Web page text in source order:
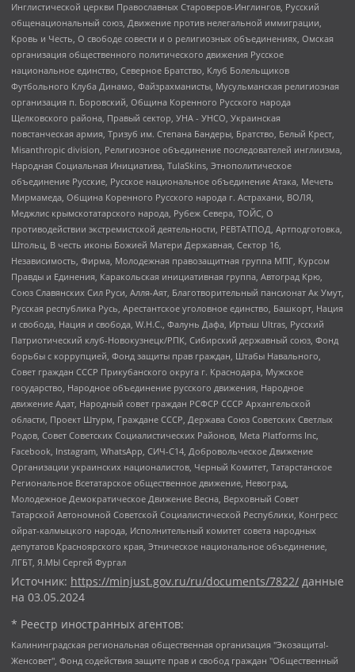
Инглистической церкви Православных Староверов-Инглингов, Русский
общенациональный союз, Движение против нелегальной иммиграции,
Кровь и Честь, О свободе совести и о религиозных объединениях, Омская
организация общественного политического движения Русское
национальное единство, Северное Братство, Клуб Болельщиков
Футбольного Клуба Динамо, Файзрахманисты, Мусульманская религиозная
организация п. Боровский, Община Коренного Русского народа
Щелковского района, Правый сектор, УНА - УНСО, Украинская
повстанческая армия, Тризуб им. Степана Бандеры, Братство, Белый Крест,
Misanthropic division, Религиозное объединение последователей инглиизма,
Народная Социальная Инициатива, TulaSkins, Этнополитическое
объединение Русские, Русское национальное объединение Атака, Мечеть
Мирмамеда, Община Коренного Русского народа г. Астрахани, ВОЛЯ,
Меджлис крымскотатарского народа, Рубеж Севера, ТОЙС, О
противодействии экстремистской деятельности, РЕВТАТПОД, Артподготовка,
Штольц, В честь иконы Божией Матери Державная, Сектор 16,
Независимость, Фирма, Молодежная правозащитная группа МПГ, Курсом
Правды и Единения, Каракольская инициативная группа, Автоград Крю,
Союз Славянских Сил Руси, Алля-Аят, Благотворительный пансионат Ак Умут,
Русская республика Русь, Арестантское уголовное единство, Башкорт, Нация
и свобода, Нация и свобода, W.H.С., Фалунь Дафа, Иртыш Ultras, Русский
Патриотический клуб-Новокузнецк/РПК, Сибирский державный союз, Фонд
борьбы с коррупцией, Фонд защиты прав граждан, Штабы Навального,
Совет граждан СССР Прикубанского округа г. Краснодара, Мужское
государство, Народное объединение русского движения, Народное
движение Адат, Народный совет граждан РСФСР СССР Архангельской
области, Проект Штурм, Граждане СССР, Держава Союз Советских Светлых
Родов, Совет Советских Социалистических Районов, Meta Platforms Inc,
Facebook, Instagram, WhatsApp, СИЧ-С14, Добровольческое Движение
Организации украинских националистов, Черный Комитет, Татарстанское
Региональное Всетатарское общественное движение, Невоград,
Молодежное Демократическое Движение Весна, Верховный Совет
Татарской Автономной Советской Социалистической Республики, Конгресс
ойрат-калмыцкого народа, Исполнительный комитет совета народных
депутатов Красноярского края, Этническое национальное объединение,
ЛГБТ, Я.МЫ Сергей Фургал
Источник: https://minjust.gov.ru/ru/documents/7822/ данные
на 03.05.2024
* Реестр иностранных агентов:
Калининградская региональная общественная организация "Экозащита!-Женсовет", Фонд содействия защите прав и свобод граждан "Общественный вердикт", Фонд "Институт Развития Свободы Информации", Частное учреждение "Информационное агентство МЕМО. РУ", Региональная общественная организация "Общественная комиссия по сохранению наследия академика Сахарова", Фонд поддержки свободы прессы, Санкт-Петербургская общественная правозащитная организация "Гражданский контроль", Межрегиональная общественная организация "Информационно-просветительский центр "Мемориал", Региональный Фонд "Центр Защиты Прав Средств Массовой Информации", с 05.12.2023 Фонд "Центр Защиты Прав Средств массовой информации", Региональная общественная благотворительная организация помощи беженцам и мигрантам "Гражданское содействие", Негосударственное образовательное учреждение дополнительного профессионального образования (повышение квалификации) специалистов "АКАДЕМИЯ ПО ПРАВАМ ЧЕЛОВЕКА", Свердловская региональная общественная организация "Сутяжник", Автономная некоммерческая организация "Центр независимых социологических исследований", Союз общественных объединений "Российский исследовательский центр по правам человека", Региональное общественное учреждение научно-информационный центр "МЕМОРИАЛ", Некоммерческая организация "Фонд защиты гласности", Автономная некоммерческая организация "Институт прав человека", Городская общественная организация "Екатеринбургское общество "МЕМОРИАЛ", Городская общественная организация "Рязанское историко-просветительское и правозащитное общество "Мемориал" (Рязанский Мемориал), Челябинский региональный орган общественной самодеятельности – женское общественное объединение "Женщины Евразии", Челябинский региональный орган общественной самодеятельности "Уральская правозащитная группа", Фонд содействия защите здоровья и социальной справедливости имени Андрея Рылькова, Автономная Некоммерческая Организация "Аналитический Центр Юрия Левады", Автономная некоммерческая организация социальной поддержки населения "Проект Апрель", Региональная общественная организация помощи женщинам и детям, находящимся в кризисной ситуации "Информационно-методический центр "Анна", Фонд содействия развитию массовых коммуникаций и правовому просвещению "Так-так-Так", Фонд содействия устойчивому развитию "Серебряная тайга", Свердловский региональный общественный фонд социальных проектов "Новое время", "Idel.Реалии", Кавказ.Реалии, Крым.Реалии, Телеканал Настоящее Время, Татаро-башкирская служба Радио Свобода (Azatliq Radiosi), Радио Свободная Европа/Радио Свобода (PCE/PC), "Сибирь.Реалии", "Фактограф", Благотворительный фонд помощи осужденным и их семьям, Автономная некоммерческая организация "Институт глобализации и социальных движений", Фонд "В защиту прав заключенных", Частное учреждение "Центр поддержки и содействия развитию средств массовой информации", Пензенский региональный общественный благотворительный фонд "Гражданский союз", "Север.Реалии", Некоммерческая организация Фонд "Правовая инициатива", Общество с ограниченной ответственностью "Радио Свободная Европа/Радио Свобода", Чешское информационное агентство "MEDIUM-ORIENT", Красноярская региональная общественная организация "Мы против СПИДа", Камалягин Денис Николаевич, Маркелов Сергей Евгеньевич, Пономарев Лев Александрович, Савицкая Людмила Алексеевна, Автономная некоммерческая организация "Центр по работе с проблемой насилия "НАСИЛИЮ.НЕТ", Межрегиональный профессиональный союз работников здравоохранения "Альянс врачей", Юридическое лицо, зарегистрированное в Латвийской Республике, SIA "Medusa Project" (регистрационный номер 40103797863, дата регистрации 10.06.2014), Некоммерческая организация "Фонд по борьбе с коррупцией", Автономная некоммерческая организация "Институт права и публичной политики", Баданин Роман Сергеевич, Гликин Максим Александрович, Железнова Мария Михайловна, Лукьянова Юлия Сергеевна, Маетная Елизавета Витальевна, Маняхин Петр Борисович, Чуракова Ольга Владимировна, Ярош Юлия Петровна, Юридическое лицо "The Insider SIA", зарегистрированное в Риге, Латвийская Республика (дата регистрации 26.06.2015), являющееся администратором доменного имени интернет-издания "The Insider SIA", https://theins.ru, Постернак Алексей Евгеньевич, Рубин Михаил Аркадьевич, Анин Роман Александрович, Юридическое лицо Istories fonds, зарегистрированное в Латвийской Республике (регистрационный номер 50008295751, дата регистрации 24.02.2020), Великовский Дмитрий Александрович, Долинина Ирина Николаевна, Мароховская Алеся Алексеевна, Шлейнов Роман Юрьевич, Шмагун Олеся Валентиновна, Общество с ограниченной ответственностью "Альтаир 2021", Общество с ограниченной ответственностью "Вега 2021", Общество с ограниченной ответственностью "Главный редактор 2021", Общество с ограниченной ответственностью "Ромашки монолит", Важенков Артем Валерьевич, Ивановская областная общественная организация "Центр гендерных исследований", Гурман Юрий Альбертович, Медиапроект "ОВД-Инфо", Егоров Владимир Владимирович, Жилинский Владимир Александрович, Общество с ограниченной ответственностью "ЗП", Иванова София Юрьевна, Карезина Инна Павловна, Кильтау Екатерина Викторовна, Петров Алексей Викторович, Пискунов Сергей Евгеньевич, Смирнов Сергей Сергеевич, Тихонов Михаил Сергеевич, Общество с ограниченной ответственностью "ЖУРНАЛИСТ-ИНОСТРАННЫЙ АГЕНТ", Арапова Галина Юрьевна, Вольтская Татьяна Анатольевна, Американская компания "Mason G.E.S. Anonymous Foundation" (США), являющаяся владельцем интернет-издания https://mnews.world/, Компания "Stichting Bellingcat", зарегистрированная в Нидерландах (дата регистрации 11.07.2018), Захаров Андрей Вячеславович, Клепиковская Екатерина Дмитриевна, Общество с ограниченной ответственностью "МЕМО", Перл Роман Александрович, Симонов Евгений Алексеевич, Соловьева Елена Анатольевна, Сотников Даниил Владимирович, Сурначева Елизавета Дмитриевна, Автономная некоммерческая организация по защите прав человека и информированию населения "Якутия – Наше Мнение", Общество с ограниченной ответственностью "Москоу диджитал медиа", с 26.01.2023 Общество с ограниченной ответственностью "Чайка Белые сады", Ветошкина Валерия Валерьевна, Заговора Максим Александрович, Межрегиональное общественное движение "Российская ЛГБТ - сеть", Оленичев Максим Владимирович, Павлов Иван Юрьевич, Скворцова Елена Сергеевна, Общество с ограниченной ответственностью "Как бы инагент", Кочетков Игорь Викторович, Общество с ограниченной ответственностью "Честные выборы", Еланчик Олег Александрович, Общество с ограниченной ответственностью "Нобелевский призыв", Гималова Регина Эмилевна, Григорьев Андрей Валерьевич, Григорьева Алина Александровна, Ассоциация по содействию защите прав призывников, альтернативнослужащих и военнослужащих "Правозащитная группа "Гражданин.Армия.Право", Хисамова Регина Фаритовна, Автономная некоммерческая организация по реализации социально-правовых программ "Лилит", Дальневосточное общественное движение "Маяк", Санкт-Петербургская ЛГБТ-инициативная группа "Выход", Инициативная группа ЛГБТ+ "Реверс", Алексеев Андрей Викторович, Бекбулатова Таисия Львовна, Беляев Иван Михайлович, Владыкина Елена Сергеевна, Гельман Марат Александрович, Никульшина Вероника Юрьевна, Толоконникова Надежда Андреевна, Шендерович Виктор Анатольевич, Общество с ограниченной ответственностью "Данное сообщение", Общество с ограниченной ответственностью Издательский дом "Новая глава", Айнбиндер Александра Александровна, Московский комьюнити-центр для ЛГБТ+инициатив, Благотворительный фонд развития филантропии, Deutsche Welle (Германия, Kurt-Schumacher-Strasse 3, 53113 Bonn), Борзунова Мария Михайловна, Воробьев Виктор Викторович, Голубева Анна Львовна, Константинова Алла Михайловна, Малкова Ирина Владимировна, Мурадов Мурад Абдулгалимович, Осетинская Елизавета Николаевна, Понасенков Евгений Николаевич, Ганапольский Матвей Юрьевич, Киселев Евгений Алексеевич, Борухович Ирина Григорьевна, Дремин Иван Тимофеевич, Дубровский Дмитрий Викторович, Красноярская региональная общественная организация поддержки и развития альтернативных образовательных технологий и межкультурных коммуникаций "ИНТЕРРА", Маяковская Екатерина Алексеевна, Фейгин Марк Захарович, Филимонов Андрей Викторович, Дзугкоева Регина Николаевна, Доброхотов Роман Александрович, Дудь Юрий Александрович, Елкин Сергей Владимирович, Кругликов Кирилл Игоревич, Сабунаева Мария Леонидовна, Семенов Алексей Владимирович, Шаинян Карен Багратович, Шульман Екатерина Михайловна, Асафьев Артур Валерьевич, Вахштайн Виктор Семенович, Венедиктов Алексей Алексеевич, Лушникова Екатерина Евгеньевна, Волков Леонид Михайлович, Невзоров Александр Глебович, Пархоменко Сергей Борисович, Сироткин Ярослав Николаевич, Кара-Мурза Владимир Владимирович, Баранова Наталья Владимировна, Гозман Леонид Яковлевич, Кагарлицкий Борис Юльевич, Климарев Михаил Валерьевич, Милов Владимир Станиславович, Автономная некоммерческая организация Краснодарский центр современного искусства "Типография", Моргенштерн Алишер Тагирович, Соболь Любовь Эдуардовна, Общество с ограниченной ответственностью "ЛИЗА НОРМ", Каспаров Гарри Кимович, Ходорковский Михаил Борисович, Общество с ограниченной ответственностью "Апрельские тезисы", Данилович Ирина Брониславовна, Кашин Олег Владимирович, Петров Николай Владимирович, Пивоваров Алексей Владимирович, Соколов Михаил Владимирович, Цветкова Юлия Владимировна, Чичваркин Евгений Александрович, Комитет против пыток/Команда против пыток, Общество с ограниченной ответственностью "Первый научный", Общество с ограниченной ответственностью "Вертолет и ко", Белоцерковская Вероника Борисовна, Кац Максим Евгеньевич, Лазарева Татьяна Юрьевна, Шаведдинов Руслан Табризович, Яшин Илья Валерьевич, Общество с ограниченной ответственностью "Иноагент ААВ", Алешковский Дмитрий Петрович, Альбац Евгения Марковна, Быков Дмитрий Львович, Галямина Юлия Евгеньевна, Лойко Сергей Леонидович, Мартынов Кирилл Константинович, Медведев Сергей Александрович, Крашенинников Федор Геннадиевич, Гордеева Катерина Вл